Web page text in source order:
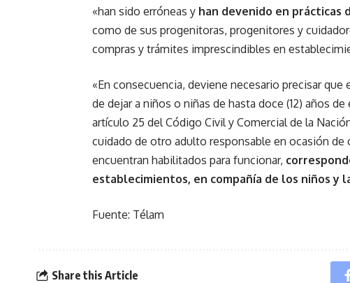
«han sido erróneas y han devenido en prácticas
como de sus progenitoras, progenitores y
compras y trámites imprescindibles en
«En consecuencia, deviene necesario precisar
de dejar a niños o niñas de hasta doce (12) años
artículo 25 del Código Civil y Comercial de la
cuidado de otro adulto responsable en ocasión de
encuentran habilitados para funcionar,
establecimientos, en compañía de los niños y
Fuente: Télam
Share this Article